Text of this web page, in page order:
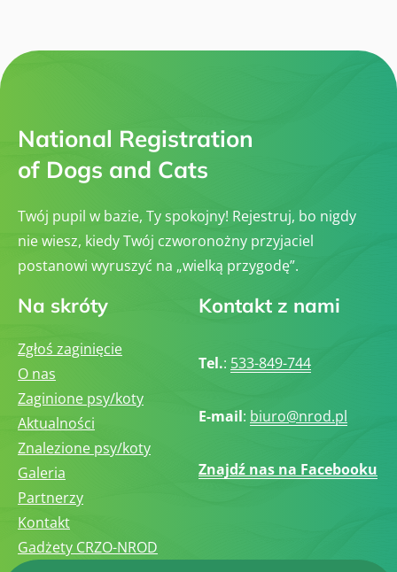
National Registration
of Dogs and Cats
Twój pupil w bazie, Ty spokojny! Rejestruj, bo nigdy
nie wiesz, kiedy Twój czworonożny przyjaciel
postanowi wyruszyć na „wielką przygodę”.
Na skróty
Zgłoś zaginięcie
O nas
Zaginione psy/koty
Aktualności
Znalezione psy/koty
Galeria
Partnerzy
Kontakt
Gadżety CRZO-NROD
Kontakt z nami
Tel.: 533-849-744
E-mail: biuro@nrod.pl
Znajdź nas na Facebooku